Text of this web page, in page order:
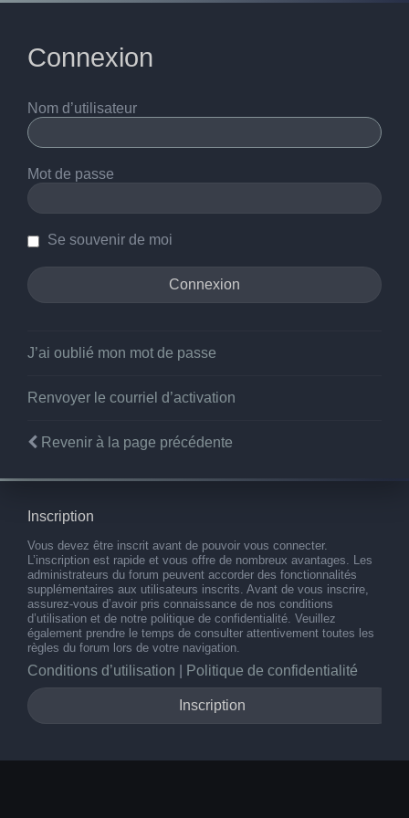
Connexion
Nom d’utilisateur
Mot de passe
Se souvenir de moi
J’ai oublié mon mot de passe
Renvoyer le courriel d’activation
Revenir à la page précédente
Inscription
Vous devez être inscrit avant de pouvoir vous connecter.
L’inscription est rapide et vous offre de nombreux avantages. Les
administrateurs du forum peuvent accorder des fonctionnalités
supplémentaires aux utilisateurs inscrits. Avant de vous inscrire,
assurez-vous d’avoir pris connaissance de nos conditions
d’utilisation et de notre politique de confidentialité. Veuillez
également prendre le temps de consulter attentivement toutes les
règles du forum lors de votre navigation.
Conditions d’utilisation Politique de confidentialité
Inscription